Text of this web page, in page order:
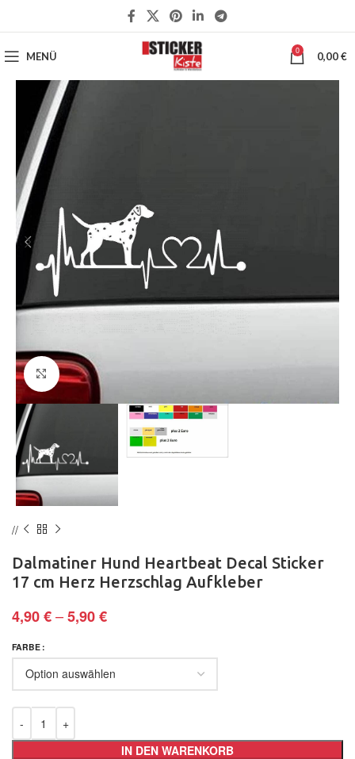
MENÜ 0 0,00€
Klick zum Vergrößern
Dalmatiner Hund Heartbeat Decal Sticker
17 cm Herz Herzschlag Aufkleber
4,90€–5,90€
FARBE
IN DEN WARENKORB